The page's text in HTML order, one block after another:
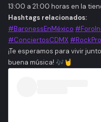
13:00 a 21:00 horas en la
Hashtags relacionados:
#BaronessEnMéxico
#ConciertosCDMX
¡Te esperamos para vivir
buena música! 🎶🤘